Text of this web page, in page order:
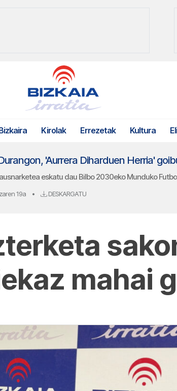
Kirolak Errezetak Kultura
'Aurrera Diharduen Herria'
eskatu dau Bilbo 2030eko Munduko
19a • DESKARGATU
mahai